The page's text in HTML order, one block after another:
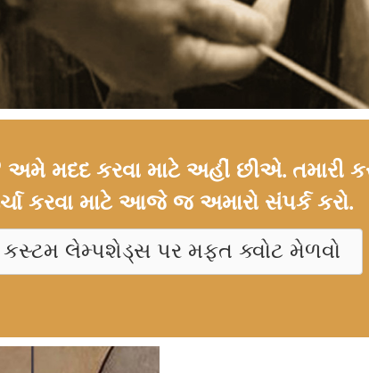
અમે મદદ કરવા માટે અહીં છીએ.
કરવા માટે આજે જ અમારો સંપર્ક કરો.
કસ્ટમ લેમ્પશેડ્સ પર મફત ક્વોટ મેળવો